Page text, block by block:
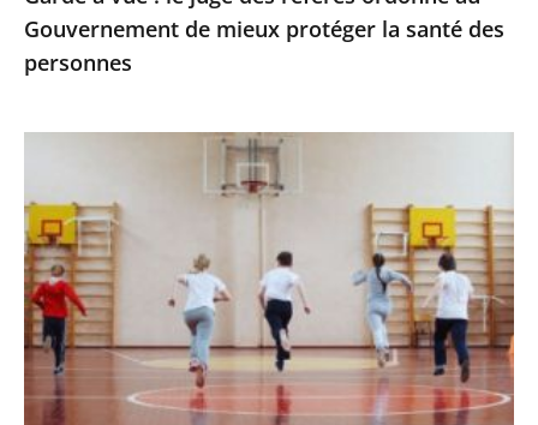
protéger
la
des
Gouvernement de mieux protéger la santé des
personnes
pour
les
activités
sportives
et
extra-
scolaires,